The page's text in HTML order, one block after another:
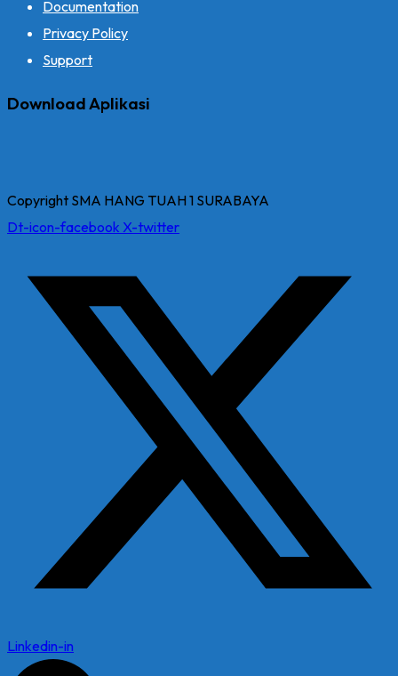
Documentation
Privacy Policy
Support
Download Aplikasi
Copyright SMA HANG TUAH 1 SURABAYA
Dt-icon-facebook X-twitter
Linkedin-in